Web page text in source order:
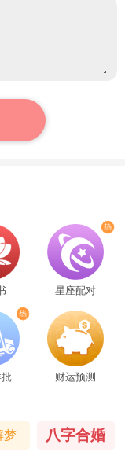
爱
谈恋爱
星座配对
财运预测
梦 八字合婚